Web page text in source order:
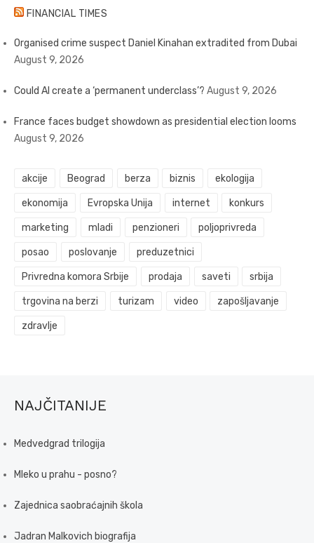
FINANCIAL TIMES
Organised crime suspect Daniel Kinahan extradited from Dubai
August 9, 2026
Could AI create a ‘permanent underclass’? August 9, 2026
France faces budget showdown as presidential election looms
August 9, 2026
akcije Beograd berza biznis ekologija
ekonomija Evropska Unija internet konkurs
marketing mladi penzioneri poljoprivreda
posao poslovanje preduzetnici
Privredna komora Srbije prodaja saveti srbija
trgovina na berzi turizam video zapošljavanje
zdravlje
NAJČITANIJE
Medvedgrad trilogija
Mleko u prahu - posno?
Zajednica saobraćajnih škola
Jadran Malkovich biografija